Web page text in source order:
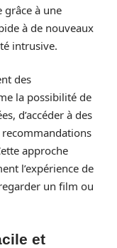
grâce à une
à de nouveaux
intrusive.
des
la possibilité de
d’accéder à des
approche
l’expérience de
un film ou
et